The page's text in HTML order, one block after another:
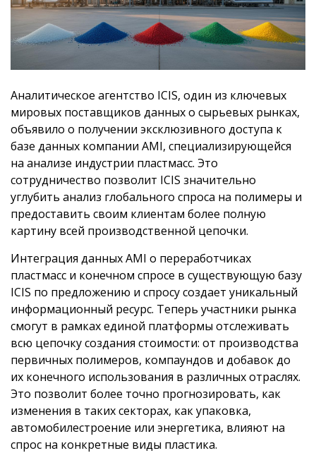
Аналитическое агентство ICIS, один из ключевых
мировых поставщиков данных о сырьевых рынках,
объявило о получении эксклюзивного доступа к
базе данных компании AMI, специализирующейся
на анализе индустрии пластмасс. Это
сотрудничество позволит ICIS значительно
углубить анализ глобального спроса на полимеры и
предоставить своим клиентам более полную
картину всей производственной цепочки.
Интеграция данных AMI о переработчиках
пластмасс и конечном спросе в существующую базу
ICIS по предложению и спросу создает уникальный
информационный ресурс. Теперь участники рынка
смогут в рамках единой платформы отслеживать
всю цепочку создания стоимости: от производства
первичных полимеров, компаундов и добавок до
их конечного использования в различных отраслях.
Это позволит более точно прогнозировать, как
изменения в таких секторах, как упаковка,
автомобилестроение или энергетика, влияют на
спрос на конкретные виды пластика.